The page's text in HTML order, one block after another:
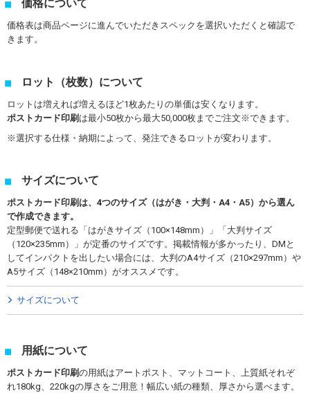
価格について
価格表は商品ページに進んでいただきスペックを選択いただくと確認で
きます。
ロット（枚数）について
ロットは増えれば増えるほど1枚あたりの単価は安くなります。
ポストカード印刷 は最小50枚から最大50,000枚までご注文※できます。
選択する仕様・納期によって、発注できるロットが変わります。
サイズについて
ポストカード印刷は、4つのサイズ（はがき・大判・A4・A5）から選ん
で作成できます。
定型郵便で送れる「はがきサイズ（100×148mm）」「大判サイズ
（120×235mm）」が定番のサイズです。掲載情報が多かったり、DMと
してインパクトを出したい場合には、大判のA4サイズ（210×297mm）や
A5サイズ（148×210mm）がオススメです。
サイズについて
用紙について
ポストカード印刷の用紙はアートポスト、マットコート、上質紙それぞ
れ180kg、220kgの厚さをご用意！幅広い紙の種類、厚さから選べます。